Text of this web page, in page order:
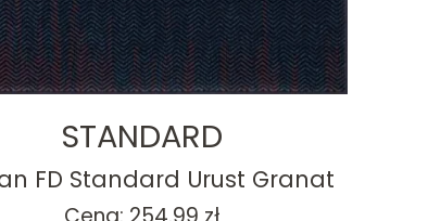
STANDARD
FD Standard Urust Granat